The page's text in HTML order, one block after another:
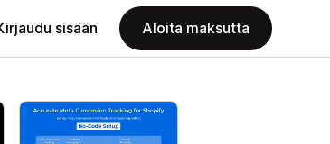
sisään Aloita maksutta